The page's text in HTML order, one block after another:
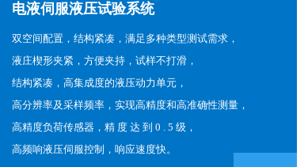
电液伺服液压试验系统
双空间配置，结构紧凑，满足多种类型测试需求，
液庄楔形夹紧，方便夹持，试样不打滑，
结构紧凑，高集成度的液压动力单元，
高分辨率及采样频率，实现高精度和高准确性测量，
高精度负荷传感器，精 度 达 到 0 . 5 级，
高频响液压伺服控制，响应速度快。